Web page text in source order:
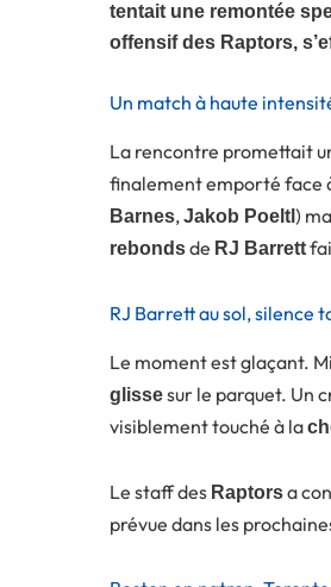
tentait une remontée
offensif des Raptors,
Un match à haute
La rencontre promettait
finalement emporté face
Barnes,Jakob Poeltl )
rebondsde RJ Barrett
RJ Barrett au sol, silence
Le moment est glaçant.
glissesur le parquet. Un
visiblement touché à la
Le staff des Raptorsa
prévue dans les